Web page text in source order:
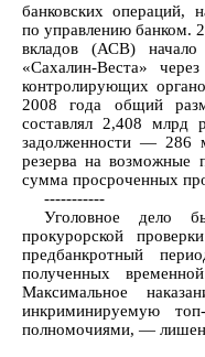
банковских операций,
по управлению банком.
вкладов (АСВ) начало
«Сахалин-Веста»
контролирующих
2008 года общий
составлял 2,408 млрд
задолженности — 286
резерва на
сумма просроченных
-----------
Уголовное дело
прокурорской
предбанкротный
полученных
Максимальное
инкриминируемую
полномочиями, —